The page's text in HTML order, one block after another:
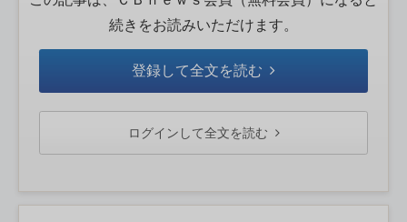
続きをお読みいただけます。
登録して全文を読む
ログインして全文を読む